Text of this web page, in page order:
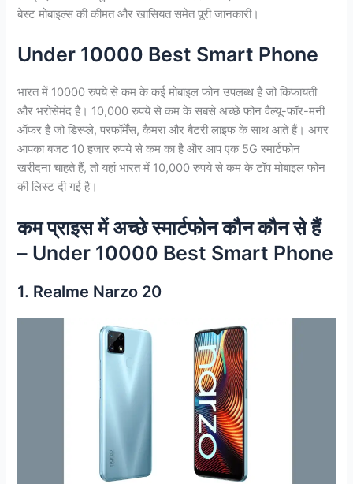
बेस्ट मोबाइल्स की कीमत और खासियत समेत पूरी जानकारी।
Under 10000 Best Smart Phone
भारत में 10000 रुपये से कम के कई मोबाइल फोन उपलब्ध हैं जो किफायती
और भरोसेमंद हैं। 10,000 रुपये से कम के सबसे अच्छे फोन वैल्यू-फॉर-मनी
ऑफर हैं जो डिस्प्ले, परफॉर्मेंस, कैमरा और बैटरी लाइफ के साथ आते हैं। अगर
आपका बजट 10 हजार रुपये से कम का है और आप एक 5G स्मार्टफोन
खरीदना चाहते हैं, तो यहां भारत में 10,000 रुपये से कम के टॉप मोबाइल फोन
की लिस्ट दी गई है।
कम प्राइस में अच्छे स्मार्टफोन कौन कौन से हैं
– Under 10000 Best Smart Phone
1. Realme Narzo 20